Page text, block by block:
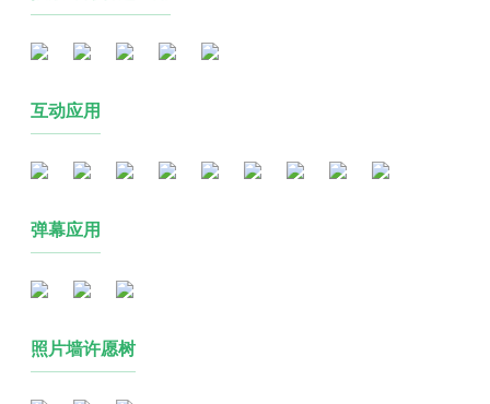
互动应用
弹幕应用
照片墙许愿树